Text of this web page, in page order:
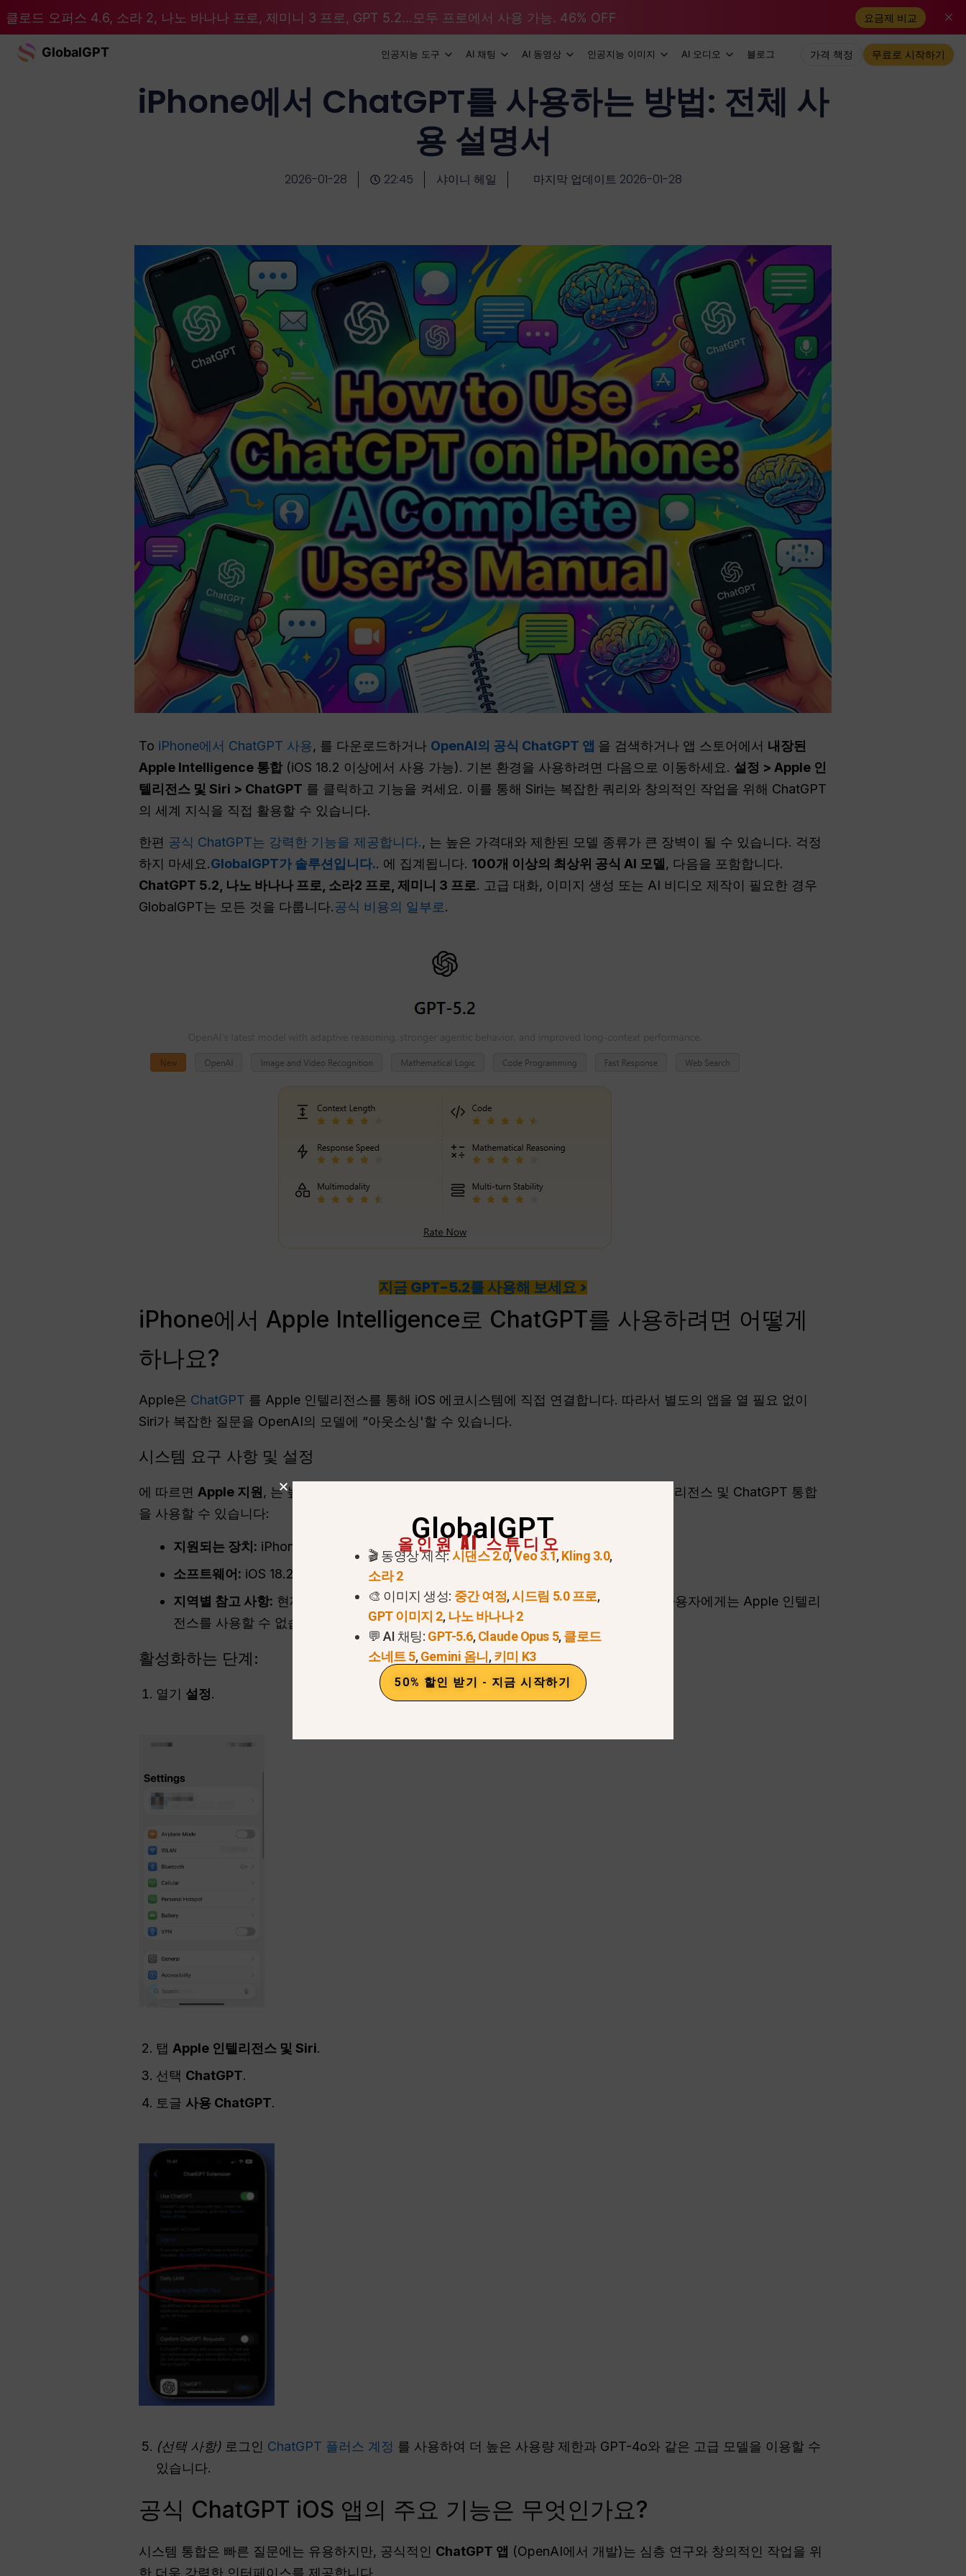
클로드 오퍼스 4.6, 소라 2, 나노 바나나 프로, 제미니 3 프로, GPT 5.2...모두 프로에서 사용 가능. 46% OFF 요금제 비교
GlobalGPT 인공지능 도구 AI 채팅 AI 동영상 인공지능 이미지 AI 오디오 블로그 가격 책정 무료로 시작하기
iPhone에서 ChatGPT를 사용하는 방법: 전체 사
용 설명서
2026-01-28 22:45 샤이니 헤일 마지막 업데이트 2026-01-28
To iPhone에서 ChatGPT 사용, 를 다운로드하거나 OpenAI의 공식 ChatGPT 앱 을 검색하거나 앱 스토어에서 내장된
Apple Intelligence 통합 (iOS 18.2 이상에서 사용 가능). 기본 환경을 사용하려면 다음으로 이동하세요. 설정 > Apple 인
텔리전스 및 Siri > ChatGPT 를 클릭하고 기능을 켜세요. 이를 통해 Siri는 복잡한 쿼리와 창의적인 작업을 위해 ChatGPT
의 세계 지식을 직접 활용할 수 있습니다.
한편 공식 ChatGPT는 강력한 기능을 제공합니다., 는 높은 가격대와 제한된 모델 종류가 큰 장벽이 될 수 있습니다. 걱정
하지 마세요.GlobalGPT가 솔루션입니다.. 에 집계됩니다. 100개 이상의 최상위 공식 AI 모델 , 다음을 포함합니다.
ChatGPT 5.2, 나노 바나나 프로, 소라2 프로, 제미니 3 프로. 고급 대화, 이미지 생성 또는 AI 비디오 제작이 필요한 경우
GlobalGPT는 모든 것을 다룹니다.공식 비용의 일부로.
지금 GPT-5.2를 사용해 보세요 >
iPhone에서 Apple Intelligence로 ChatGPT를 사용하려면 어떻게
하나요?
Apple은 ChatGPT 를 Apple 인텔리전스를 통해 iOS 에코시스템에 직접 연결합니다. 따라서 별도의 앱을 열 필요 없이
Siri가 복잡한 질문을 OpenAI의 모델에 “아웃소싱'할 수 있습니다.
시스템 요구 사항 및 설정
에 따르면 Apple 지원, 는 높은 처리 능력이 필요하기 때문에 특정 하드웨어에서만 Apple 인텔리전스 및 ChatGPT 통합
을 사용할 수 있습니다:
지원되는 장치: iPhone 15 Pro, iPhone 15 Pro Max 및 전체 iPhone 16 라인업 이상.
소프트웨어: iOS 18.2 이상.
지역별 참고 사항: 현재 중국 본토에서 구매한 기기 또는 중국 기반 Apple 계정이 있는 사용자에게는 Apple 인텔리
전스를 사용할 수 없습니다.
활성화하는 단계:
열기 설정.
탭 Apple 인텔리전스 및 Siri.
선택 ChatGPT.
토글 사용 ChatGPT.
(선택 사항) 로그인 ChatGPT 플러스 계정 를 사용하여 더 높은 사용량 제한과 GPT-4o와 같은 고급 모델을 이용할 수
있습니다.
공식 ChatGPT iOS 앱의 주요 기능은 무엇인가요?
시스템 통합은 빠른 질문에는 유용하지만, 공식적인 ChatGPT 앱 (OpenAI에서 개발)는 심층 연구와 창의적인 작업을 위
한 더욱 강력한 인터페이스를 제공합니다.
GlobalGPT
올인원 AI 스튜디오
🎬 동영상 제작:시댄스 2.0,Veo 3.1,Kling 3.0,
소라 2
🎨 이미지 생성: 중간 여정,시드림 5.0 프로,
GPT 이미지 2, 나노 바나나 2
💬 AI 채팅: GPT-5.6,Claude Opus 5,클로드
소네트 5,Gemini 옴니,키미 K3
50% 할인 받기 - 지금 시작하기